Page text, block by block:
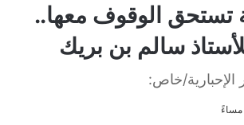
تستحق الوقوف معها..
سالم بن بريك
الإحبارية/خاص: